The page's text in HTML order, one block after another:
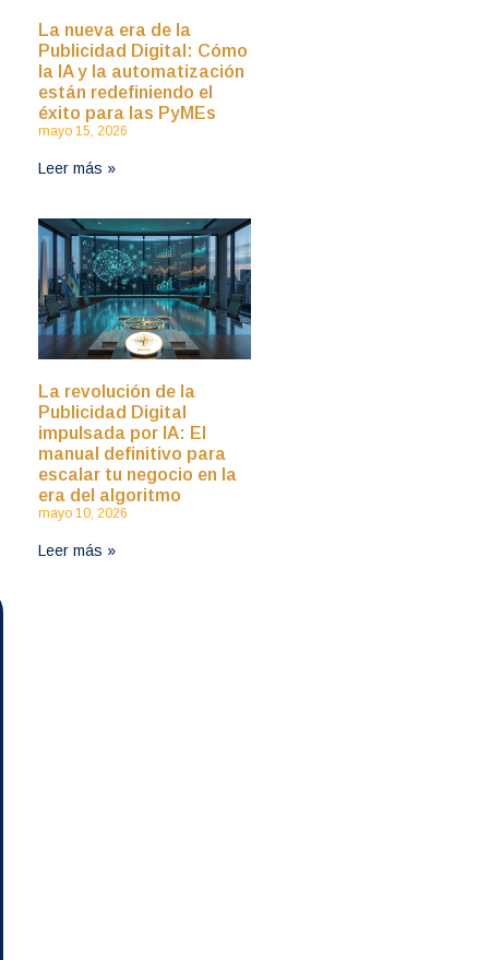
La nueva era de la
Publicidad Digital: Cómo
la IA y la automatización
están redefiniendo el
éxito para las PyMEs
mayo 15, 2026
Leer más »
La revolución de la
Publicidad Digital
impulsada por IA: El
manual definitivo para
escalar tu negocio en la
era del algoritmo
mayo 10, 2026
Leer más »